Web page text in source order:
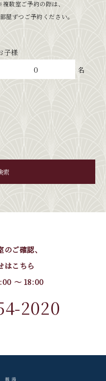
数室ご予約の際は、
屋ずつご予約ください。
子様
0 名
索
ご確認、
はこちら
〜 18:00
2020